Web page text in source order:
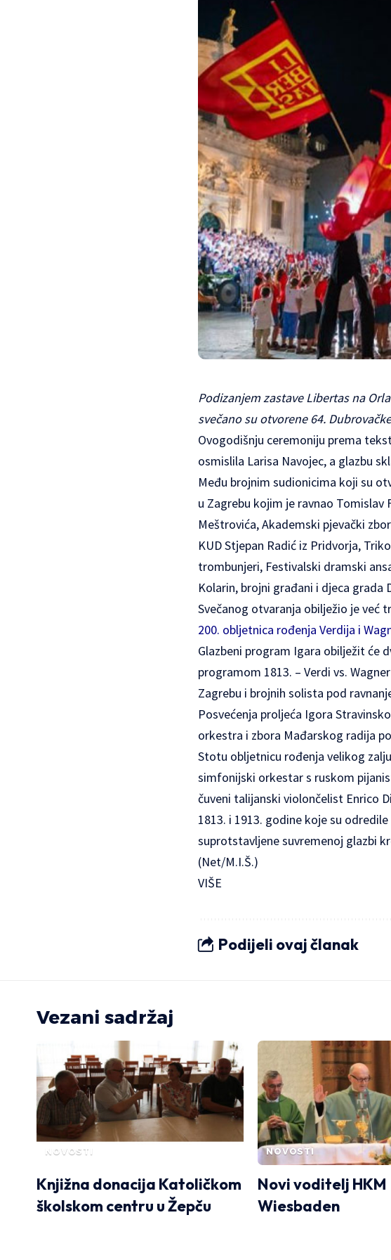
Podizanjem zastave Libertas na
svečano su otvorene 64.
Ovogodišnju ceremoniju prema
osmislila Larisa Navojec, a glazbu
Među brojnim sudionicima koji su
u Zagrebu kojim je ravnao
Meštrovića, Akademski pjevački
KUD Stjepan Radić iz Pridvorja,
trombunjeri, Festivalski dramski
Kolarin, brojni građani i djeca
Svečanog otvaranja obilježio je već
200. obljetnica rođenja Verdija i
Glazbeni program Igara obilježit će
programom 1813. – Verdi vs.
Zagrebu i brojnih solista pod
Posvećenja proljeća Igora
orkestra i zbora Mađarskog radija
Stotu obljetnicu rođenja velikog
simfonijski orkestar s ruskom
čuveni talijanski violončelist Enrico
1813. i 1913. godine koje su
suprotstavljene suvremenoj glazbi
(Net/M.I.Š.)
VIŠE
Podijeli ovaj članak
Vezani sadržaj
NOVOSTI
Knjižna donacija Katoličkom
školskom centru u Žepču
NOVOSTI
Novi voditelj HKM
Wiesbaden